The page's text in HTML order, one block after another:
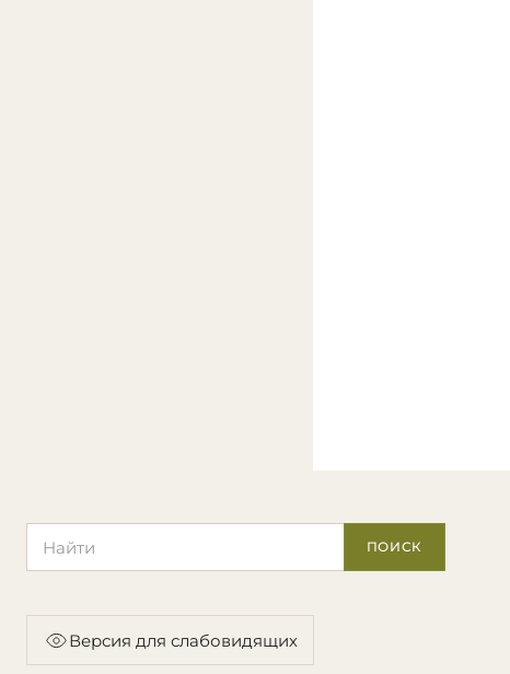
ПОИСК
Версия для слабовидящих